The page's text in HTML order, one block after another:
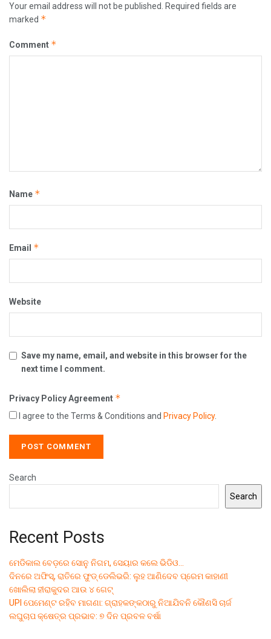
Your email address will not be published.
Required fields are
marked *
Comment *
Name *
Email *
Website
Save my name, email, and website in this browser for the
next time I comment.
Privacy Policy Agreement *
I agree to the Terms & Conditions and Privacy Policy.
Search
Search
Recent Posts
ମେଡିକାଲ ବେଡ଼ରେ ସୋନୁ ନିଗମ, ସେୟାର କଲେ ଭିଡିଓ…
ଦିନରେ ଅଫିସ୍, ରାତିରେ ଫୁଡ୍ ଡେଲିଭରି: ଲୁହ ଆଣିଦେବ ପ୍ରେମ କାହାଣୀ
ଖୋଲିଲା ହୀରାକୁଦର ଆଉ ୪ ଗେଟ୍
UPI ପେମେଣ୍ଟ ରହିବ ମାଗଣା: ଗ୍ରାହକଙ୍କଠାରୁ ନିଆଯିବନି କୌଣସି ଚାର୍ଜ
ଲଘୁଚାପ କ୍ଷେତ୍ର ପ୍ରଭାବ: ୭ ଦିନ ପ୍ରବଳ ବର୍ଷା